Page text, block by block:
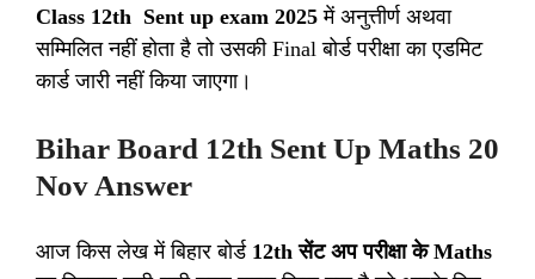
Class 12th Sent up exam 2025 में अनुत्तीर्ण अथवा
सम्मिलित नहीं होता है तो उसकी Final बोर्ड परीक्षा का एडमिट
कार्ड जारी नहीं किया जाएगा।
Bihar Board 12th Sent Up Maths 20
Nov Answer
आज किस लेख में बिहार बोर्ड 12th सेंट अप परीक्षा के Maths